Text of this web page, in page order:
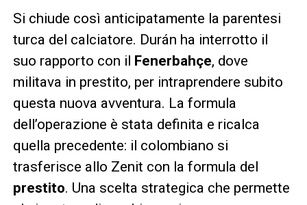
Si chiude così anticipatamente la parentesi
turca del calciatore. Durán ha interrotto il
suo rapporto con il Fenerbahçe, dove
militava in prestito, per intraprendere subito
questa nuova avventura. La formula
dell’operazione è stata definita e ricalca
quella precedente: il colombiano si
trasferisce allo Zenit con la formula del
prestito. Una scelta strategica che permette